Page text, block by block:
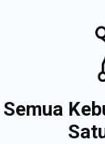
Semua